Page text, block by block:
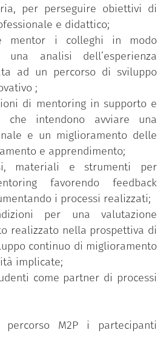
richiede ai partecipanti un
fasi fra loro strettamente
iniziale sulle tematiche
interventi d’aula e workshop
e preparare i partecipanti
supporto dei pari e di
allo sviluppo;
attiva nella quale da
sul campo il ruolo di mentor
una corretta interpretazione
relazionali e dei processi di
e supporto, dall’altro lato si
degli strumenti del mentoring
peer-observation, relazione fra
degli studenti, utilizzo di
di analisi, …);
come spazio di
personale e di gruppo utile per
di consapevolezza in merito
relazionali, ai valori e alle
per perseguire obiettivi di
e didattico;
mentor i colleghi in modo
una analisi dell’esperienza
ad un percorso di sviluppo
;
di mentoring in supporto e
intendono avviare una
e un miglioramento delle
e apprendimento;
materiali e strumenti per
favorendo feedback
i processi realizzati;
per una valutazione
realizzato nella prospettiva di
continuo di miglioramento
implicate;
come partner di processi
M2P i partecipanti